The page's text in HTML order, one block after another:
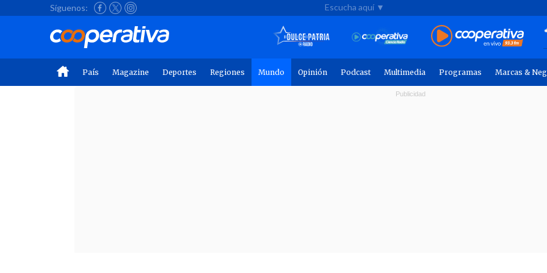
Síguenos: Escucha aquí ▼
País Magazine Deportes Regiones Mundo Opinión Podcast Multimedia Programas Marcas &